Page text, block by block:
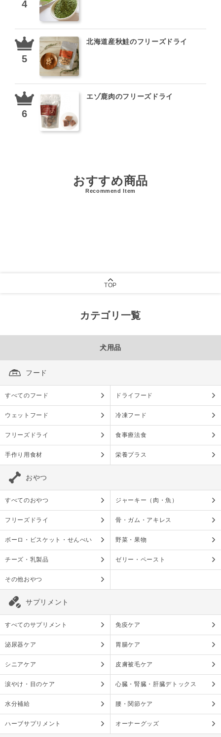
北海道産秋鮭のフリーズドライ
エゾ鹿肉のフリーズドライ
おすすめ商品
Recommend Item
TOP
カテゴリ一覧
犬用品
フード
すべてのフード ドライフード
ウェットフード 冷凍フード
フリーズドライ 食事療法食
手作り用食材 栄養プラス
おやつ
すべてのおやつ ジャーキー（肉・魚）
フリーズドライ 骨・ガム・アキレス
ボーロ・ビスケット・せんべい 野菜・果物
チーズ・乳製品 ゼリー・ペースト
その他おやつ
サプリメント
すべてのサプリメント 免疫ケア
泌尿器ケア 胃腸ケア
シニアケア 皮膚被毛ケア
涙やけ・目のケア 心臓・腎臓・肝臓デトックス
水分補給 腰・関節ケア
ハーブサプリメント オーナーグッズ